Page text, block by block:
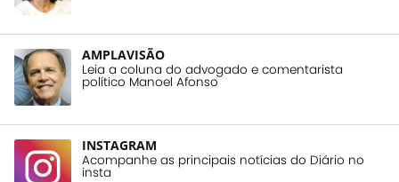
AMPLAVISÃO
Leia a coluna do advogado e comentarista
político Manoel Afonso
INSTAGRAM
Acompanhe as principais notícias do Diário no
insta